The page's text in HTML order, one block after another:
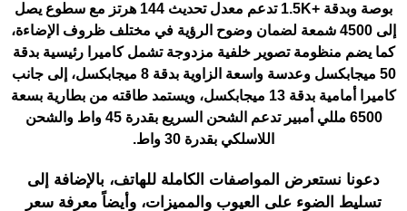
بوصة وبدقة +1.5K تدعم معدل تحديث 144 هرتز مع سطوع يصل
إلى 4500 شمعة لضمان وضوح الرؤية في مختلف ظروف الإضاءة،
كما يضم منظومة تصوير خلفية مزدوجة تشمل كاميرا رئيسية بدقة
50 ميجابكسل وعدسة واسعة الزاوية بدقة 8 ميجابكسل، إلى جانب
كاميرا أمامية بدقة 13 ميجابكسل، ويستمد طاقته من بطارية بسعة
6500 مللي أمبير تدعم الشحن السريع بقدرة 45 واط والشحن
اللاسلكي بقدرة 30 واط.
دعونا نستعرض المواصفات الكاملة للهاتف، بالإضافة إلى
تسليط الضوء على العيوب والمميزات، وأيضاً معرفة سعر